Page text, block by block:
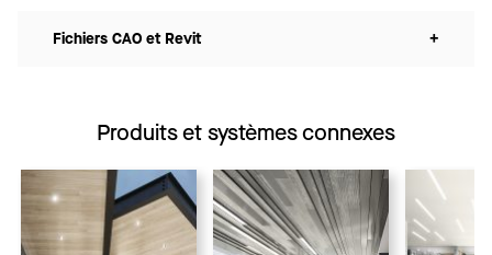
Fichiers CAO et Revit +
Produits et systèmes connexes